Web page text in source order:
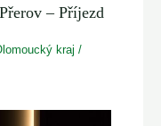
– Příjezd
kraj /